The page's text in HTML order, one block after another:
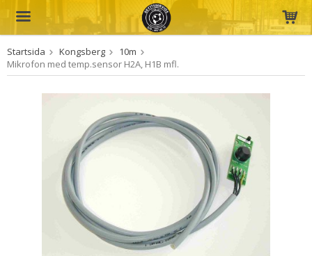
Produkten har blivit tillagd i varukorgen
Startsida Kongsberg
10m
Mikrofon med temp.sensor H2A, H1B mfl.